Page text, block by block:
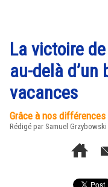
La victoire
au-delà d’un
vacances
Grâce à nos différences
Rédigé par Samuel Grzybowski